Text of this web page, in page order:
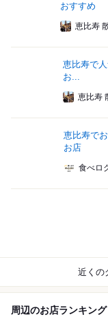
おすすめ
恵比寿
恵比寿で
お...
恵比寿
恵比寿で
お店
食べロ
近くの
周辺のお店ランキング